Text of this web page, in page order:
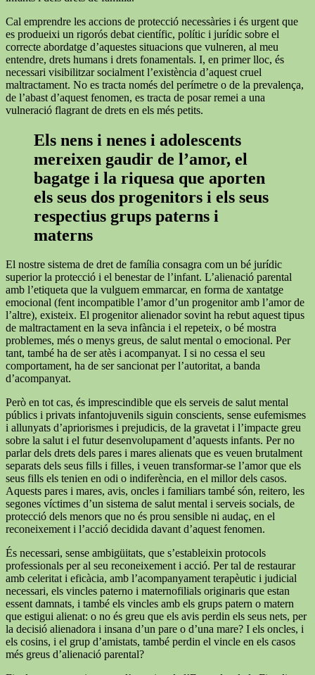
Cal emprendre les accions de protecció necessàries i és urgent que
es produeixi un rigorós debat científic, polític i jurídic sobre el
correcte abordatge d’aquestes situacions que vulneren, al meu
entendre, drets humans i drets fonamentals. I, en primer lloc, és
necessari visibilitzar socialment l’existència d’aquest cruel
maltractament. No es tracta només del perímetre o de la prevalença,
de l’abast d’aquest fenomen, es tracta de posar remei a una
vulneració flagrant de drets en els més petits.
Els nens i nenes i adolescents
mereixen gaudir de l’amor, el
bagatge i la riquesa que aporten
els seus dos progenitors i els seus
respectius grups paterns i
materns
El nostre sistema de dret de família consagra com un bé jurídic
superior la protecció i el benestar de l’infant. L’alienació parental
amb l’etiqueta que la vulguem emmarcar, en forma de xantatge
emocional (fent incompatible l’amor d’un progenitor amb l’amor de
l’altre), existeix. El progenitor alienador sovint ha rebut aquest tipus
de maltractament en la seva infància i el repeteix, o bé mostra
problemes, més o menys greus, de salut mental o emocional. Per
tant, també ha de ser atès i acompanyat. I si no cessa el seu
comportament, ha de ser sancionat per l’autoritat, a banda
d’acompanyat.
Però en tot cas, és imprescindible que els serveis de salut mental
públics i privats infantojuvenils siguin conscients, sense eufemismes
i allunyats d’apriorismes i prejudicis, de la gravetat i l’impacte greu
sobre la salut i el futur desenvolupament d’aquests infants. Per no
parlar dels drets dels pares i mares alienats que es veuen brutalment
separats dels seus fills i filles, i veuen transformar-se l’amor que els
seus fills els tenien en odi o indiferència, en el millor dels casos.
Aquests pares i mares, avis, oncles i familiars també són, reitero, les
segones víctimes d’un sistema de salut mental i serveis socials, de
protecció dels menors que no és prou sensible ni audaç, en el
reconeixement i l’acció decidida davant d’aquest fenomen.
És necessari, sense ambigüitats, que s’estableixin protocols
professionals per al seu reconeixement i acció. Per tal de restaurar
amb celeritat i eficàcia, amb l’acompanyament terapèutic i judicial
necessari, els vincles paterno i maternofilials originaris que estan
essent damnats, i també els vincles amb els grups patern o matern
que estigui alienat: o no és greu que els avis perdin els seus nets, per
la decisió alienadora i insana d’un pare o d’una mare? I els oncles, i
els cosins, i el grup d’amistats, també perdin el vincle en els casos
més greus d’alienació parental?